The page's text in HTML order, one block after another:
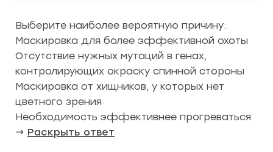
Выберите наиболее вероятную причину:
Маскировка для более эффективной охоты
Отсутствие нужных мутаций в генах,
контролирующих окраску спинной стороны
Маскировка от хищников, у которых нет
цветного зрения
Необходимость эффективнее прогреваться
→ Раскрыть ответ